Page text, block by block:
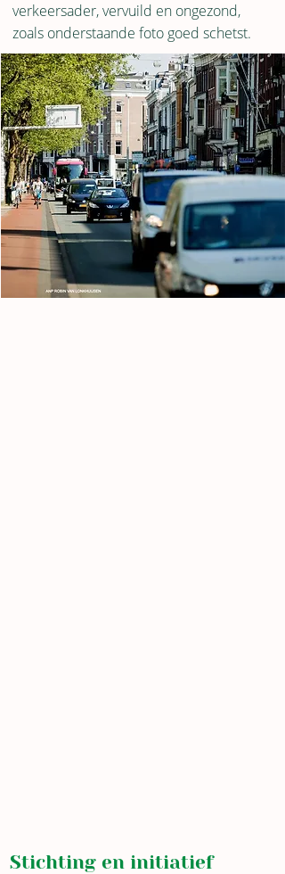
verkeersader, vervuild en ongezond,
zoals onderstaande foto goed schetst.
Stichting en initiatief